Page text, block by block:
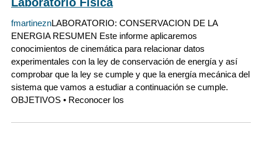
fmartineznLABORATORIO: CONSERVACION DE LA
ENERGIA RESUMEN Este informe aplicaremos
conocimientos de cinemática para relacionar datos
experimentales con la ley de conservación de energía y así
comprobar que la ley se cumple y que la energía mecánica del
sistema que vamos a estudiar a continuación se cumple.
OBJETIVOS • Reconocer los